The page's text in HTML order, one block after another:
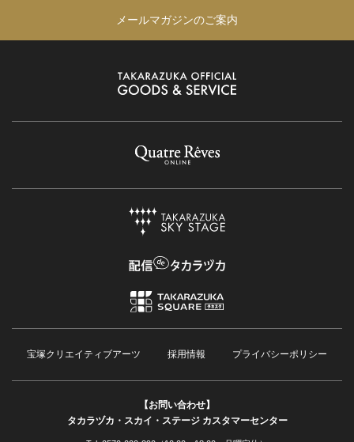
メールマガジンのご案内
宝塚クリエイティブアーツ 採用情報 プライバシーポリシー
【お問い合わせ】
タカラヅカ・スカイ・ステージ カスタマーセンター